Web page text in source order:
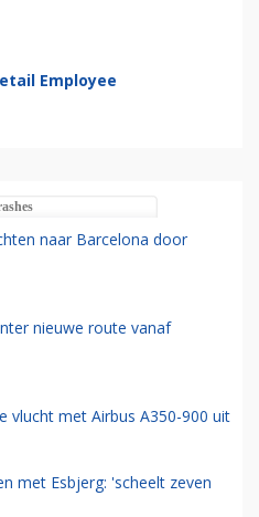
Employee
naar Barcelona door
nieuwe route vanaf
vlucht met Airbus A350-900 uit
met Esbjerg: 'scheelt zeven